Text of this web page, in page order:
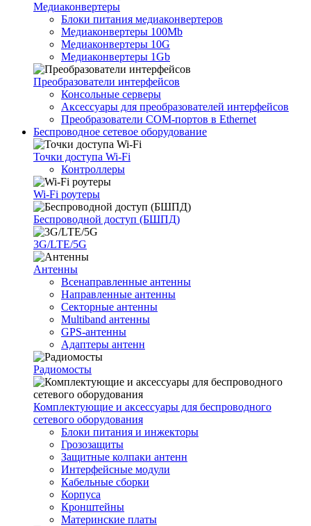
Медиаконвертеры
Блоки питания медиаконвертеров
Медиаконвертеры 100Mb
Медиаконвертеры 10G
Медиаконвертеры 1Gb
Преобразователи интерфейсов
Консольные серверы
Аксессуары для преобразователей интерфейсов
Преобразователи COM-портов в Ethernet
Беспроводное сетевое оборудование
Точки доступа Wi-Fi
Контроллеры
Wi-Fi роутеры
Беспроводной доступ (БШПД)
3G/LTE/5G
Антенны
Всенаправленные антенны
Направленные антенны
Секторные антенны
Multiband антенны
GPS-антенны
Адаптеры антенн
Радиомосты
Комплектующие и аксессуары для беспроводного
сетевого оборудования
Блоки питания и инжекторы
Грозозащиты
Защитные колпаки антенн
Интерфейсные модули
Кабельные сборки
Корпуса
Кронштейны
Материнские платы